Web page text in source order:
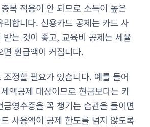
복 적용이 안 되므로 소득이 높은
리합니다. 신용카드 공제는 카드 사
받는 것이 좋고, 교육비 공제는 세율
환급액이 커집니다.
정할 필요가 있습니다. 예를 들어
액공제 대상이므로 현금보다는 카
영수증을 꼭 챙기는 습관을 들이면
사용액이 공제 한도를 넘지 않도록